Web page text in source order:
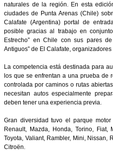
naturales de la región. En esta
ciudades de Punta Arenas (Chile)
Calafate (Argentina) portal de
posible gracias al trabajo en
Estrecho” en Chile con sus pares
Antiguos” de El Calafate, organizadores
La competencia está destinada para
los que se enfrentan a una prueba de
controlada por caminos o rutas
necesitan autos especialmente
deben tener una experiencia previa.
Gran diversidad tuvo el parque
Renault, Mazda, Honda, Torino, Fiat,
Toyota, Valiant, Rambler, Mini, Nissan,
Citroën.